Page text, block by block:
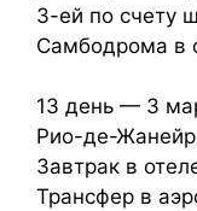
3-ей по счету
Самбодрома в
13 день — 3
Рио-де-
Завтрак в
Трансфер в